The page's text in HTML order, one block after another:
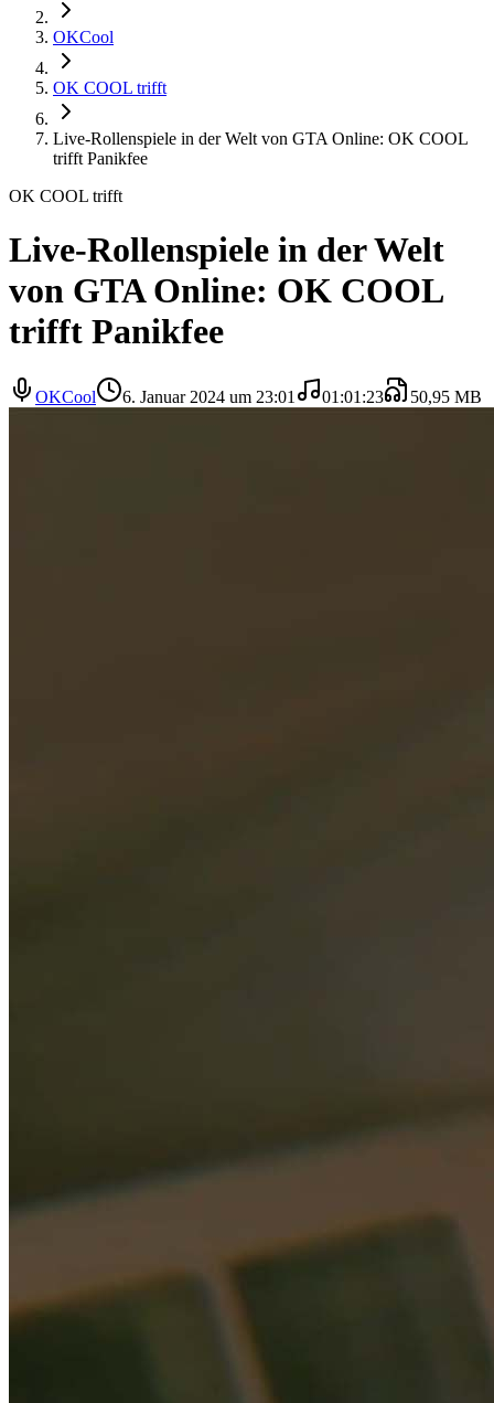
OKCool
OK COOL trifft
Live-Rollenspiele in der Welt von GTA Online: OK COOL
trifft Panikfee
OK COOL trifft
Live-Rollenspiele in der Welt
von GTA Online: OK COOL
trifft Panikfee
OKCool 6. Januar 2024 um 23:01 01:01:23 50,95 MB